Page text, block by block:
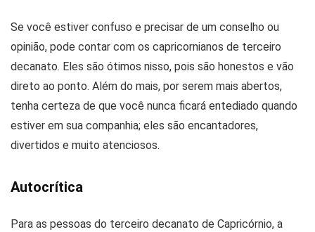
Se você estiver confuso e precisar de um conselho ou
opinião, pode contar com os capricornianos de terceiro
decanato. Eles são ótimos nisso, pois são honestos e vão
direto ao ponto. Além do mais, por serem mais abertos,
tenha certeza de que você nunca ficará entediado quando
estiver em sua companhia; eles são encantadores,
divertidos e muito atenciosos.
Autocrítica
Para as pessoas do terceiro decanato de Capricórnio, a